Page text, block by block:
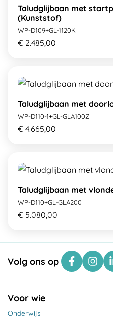
Taludglijbaan met
(Kunststof)
WP-D109+GL-1120K
€ 2.485,00
Taludglijbaan met
WP-D110-1+GL-GLA100Z
€ 4.665,00
Taludglijbaan met
WP-D110+GL-GLA200
€ 5.080,00
Volg ons op
Voor wie
Onderwijs